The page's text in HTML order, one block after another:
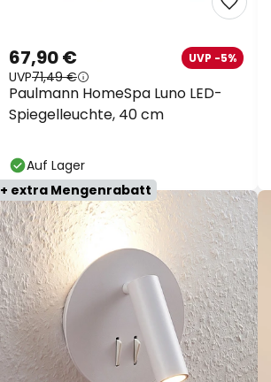
Paulmann HomeSpa Luno LED-
Spiegelleuchte, 40 cm
67,90 € UVP -5%
UVP71,49 €
Auf Lager
+ extra Mengenrabatt